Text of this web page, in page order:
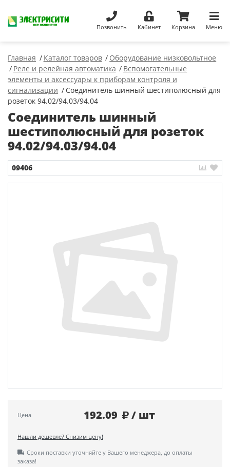
Позвонить Кабинет Корзина Меню
Главная Каталог товаров
Оборудование низковольтное
Реле и релейная автоматика
Вспомогательные
элементы и аксессуары к приборам контроля и
сигнализации
Соединитель шинный шестиполюсный для
розеток 94.02/94.03/94.04
Соединитель шинный
шестиполюсный для розеток
94.02/94.03/94.04
09406
Цена 192.09 / шт
Нашли дешевле? Снизим цену!
Сроки поставки уточняйте у Вашего менеджера, до оплаты
заказа!